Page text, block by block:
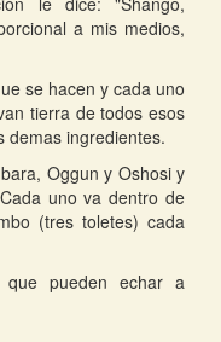
a mis medios,
se hacen y cada uno
tierra de todos esos
demas ingredientes.
Oggun y Oshosi y
uno va dentro de
(tres toletes) cada
que pueden echar a